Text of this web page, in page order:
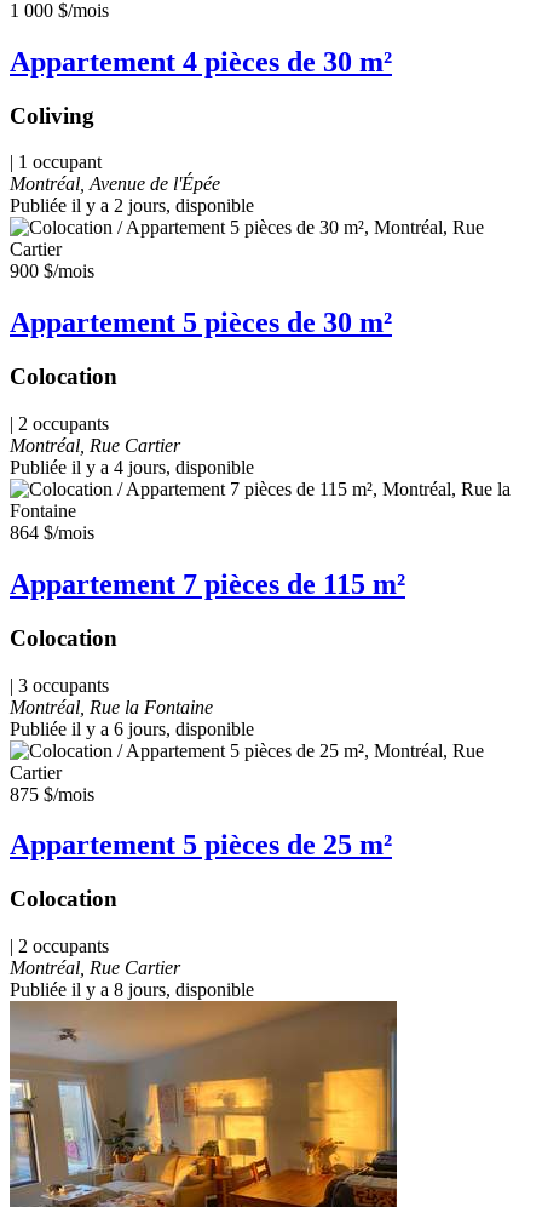
1 000 $/mois
Appartement 4 pièces de 30 m²
Coliving
| 1 occupant
Montréal, Avenue de l'Épée
Publiée il y a 2 jours, disponible
900 $/mois
Appartement 5 pièces de 30 m²
Colocation
| 2 occupants
Montréal, Rue Cartier
Publiée il y a 4 jours, disponible
864 $/mois
Appartement 7 pièces de 115 m²
Colocation
| 3 occupants
Montréal, Rue la Fontaine
Publiée il y a 6 jours, disponible
875 $/mois
Appartement 5 pièces de 25 m²
Colocation
| 2 occupants
Montréal, Rue Cartier
Publiée il y a 8 jours, disponible